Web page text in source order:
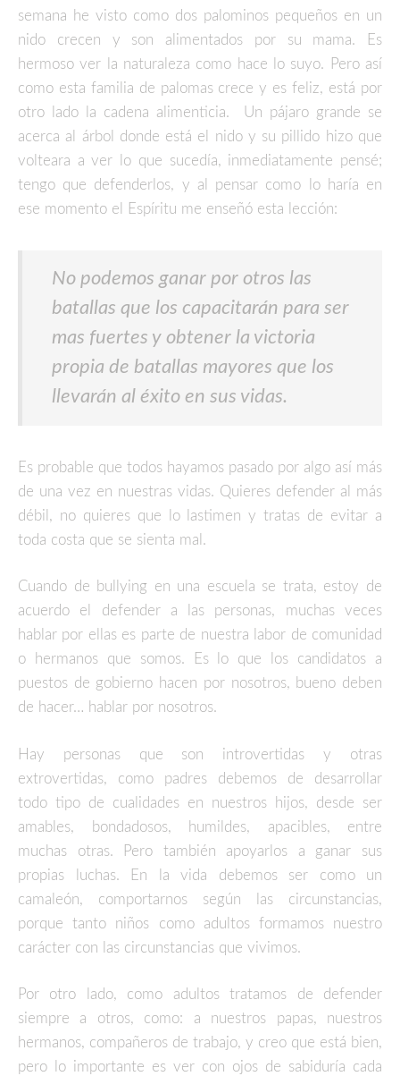
semana he visto como dos palominos pequeños en un
nido crecen y son alimentados por su mama. Es
hermoso ver la naturaleza como hace lo suyo. Pero así
como esta familia de palomas crece y es feliz, está por
otro lado la cadena alimenticia. Un pájaro grande se
acerca al árbol donde está el nido y su pillido hizo que
volteara a ver lo que sucedía, inmediatamente pensé;
tengo que defenderlos, y al pensar como lo haría en
ese momento el Espíritu me enseñó esta lección:
No podemos ganar por otros las
batallas que los capacitarán para ser
mas fuertes y obtener la victoria
propia de batallas mayores que los
llevarán al éxito en sus vidas.
Es probable que todos hayamos pasado por algo así más
de una vez en nuestras vidas. Quieres defender al más
débil, no quieres que lo lastimen y tratas de evitar a
toda costa que se sienta mal.
Cuando de bullying en una escuela se trata, estoy de
acuerdo el defender a las personas, muchas veces
hablar por ellas es parte de nuestra labor de comunidad
o hermanos que somos. Es lo que los candidatos a
puestos de gobierno hacen por nosotros, bueno deben
de hacer… hablar por nosotros.
Hay personas que son introvertidas y otras
extrovertidas, como padres debemos de desarrollar
todo tipo de cualidades en nuestros hijos, desde ser
amables, bondadosos, humildes, apacibles, entre
muchas otras. Pero también apoyarlos a ganar sus
propias luchas. En la vida debemos ser como un
camaleón, comportarnos según las circunstancias,
porque tanto niños como adultos formamos nuestro
carácter con las circunstancias que vivimos.
Por otro lado, como adultos tratamos de defender
siempre a otros, como: a nuestros papas, nuestros
hermanos, compañeros de trabajo, y creo que está bien,
pero lo importante es ver con ojos de sabiduría cada